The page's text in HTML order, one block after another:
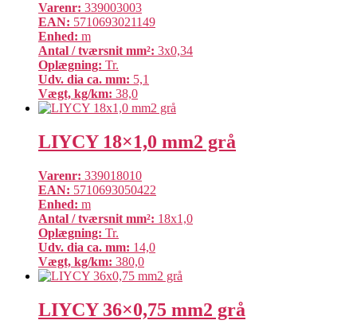
Varenr: 339003003
EAN: 5710693021149
Enhed: m
Antal / tværsnit mm²: 3x0,34
Oplægning: Tr.
Udv. dia ca. mm: 5,1
Vægt, kg/km: 38,0
LIYCY 18×1,0 mm2 grå
Varenr: 339018010
EAN: 5710693050422
Enhed: m
Antal / tværsnit mm²: 18x1,0
Oplægning: Tr.
Udv. dia ca. mm: 14,0
Vægt, kg/km: 380,0
LIYCY 36×0,75 mm2 grå